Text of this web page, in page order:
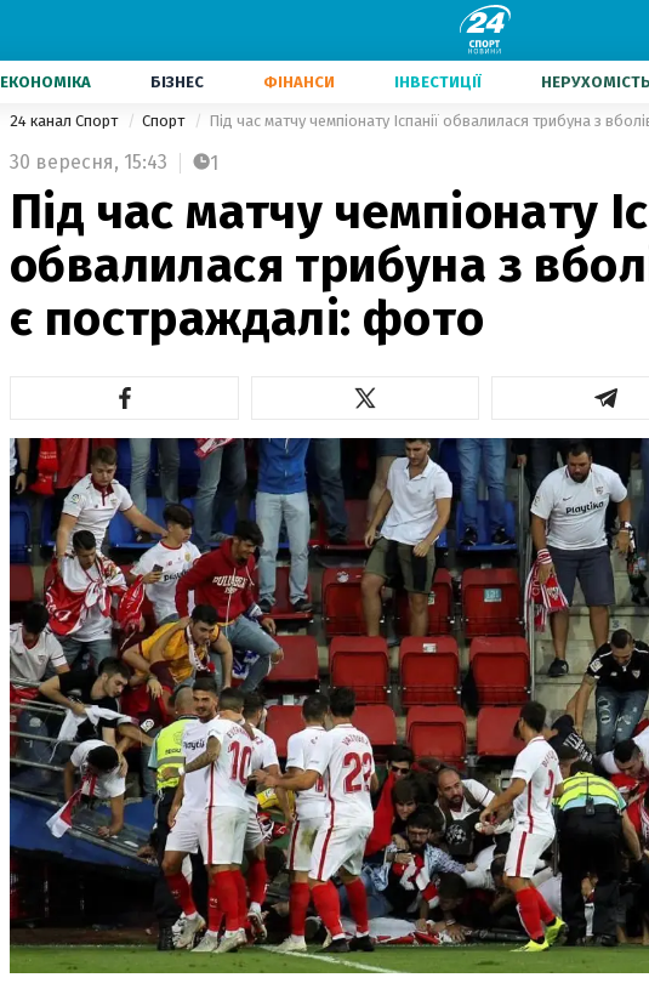
ЕКОНОМІКА БІЗНЕС ФІНАНСИ ІНВЕСТИЦІЇ НЕРУХОМІСТЬ
24 канал Спорт Спорт Під час матчу чемпіонату Іспанії обвалилася трибуна з
30 вересня, 15:43 1
Під час матчу чемпіонату
обвалилася трибуна з
є постраждалі: фото